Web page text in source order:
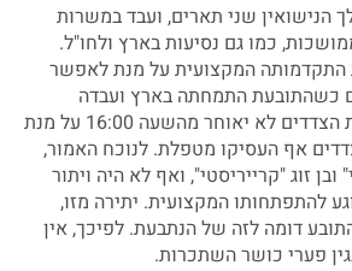
הנישואין שני תארים, ועבד במשרות
כמו גם נסיעות בארץ ולחו"ל.
המקצועית על מנת לאפשר
כשהתובעת התמחתה בארץ ועבדה
כרופאה היא הגיע לבית הצדדים לא יאוחר מהשעה 16:00 על מנת
אף העסיקו מטפלת. לנוכח האמור,
ובן זוג "קרייריסטי", ואף לא היה ויתור
להתפתחותו המקצועית. יתירה מזו,
דומה לזה של הנתבעת. לפיכך, אין
פערי כושר השתכרות.